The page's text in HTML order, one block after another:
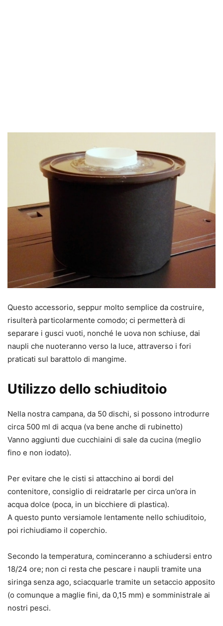
Questo accessorio, seppur molto semplice da costruire,
risulterà particolarmente comodo; ci permetterà di
separare i gusci vuoti, nonché le uova non schiuse, dai
naupli che nuoteranno verso la luce, attraverso i fori
praticati sul barattolo di mangime.
Utilizzo dello schiuditoio
Nella nostra campana, da 50 dischi, si possono introdurre
circa 500 ml di acqua (va bene anche di rubinetto)
Vanno aggiunti due cucchiaini di sale da cucina (meglio
fino e non iodato).
Per evitare che le cisti si attacchino ai bordi del
contenitore, consiglio di reidratarle per circa un’ora in
acqua dolce (poca, in un bicchiere di plastica).
A questo punto versiamole lentamente nello schiuditoio,
poi richiudiamo il coperchio.
Secondo la temperatura, cominceranno a schiudersi entro
18/24 ore; non ci resta che pescare i naupli tramite una
siringa senza ago, sciacquarle tramite un setaccio apposito
(o comunque a maglie fini, da 0,15 mm) e somministrale ai
nostri pesci.